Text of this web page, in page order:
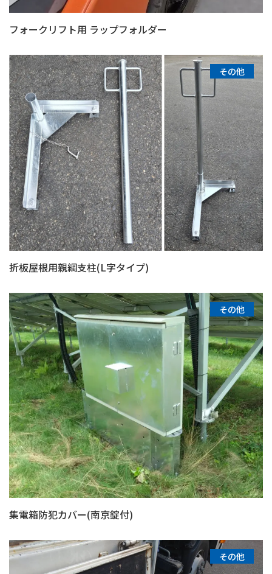
フォークリフト用 ラップフォルダー
その他
折板屋根用親綱支柱(L字タイプ)
その他
集電箱防犯カバー(南京錠付)
その他